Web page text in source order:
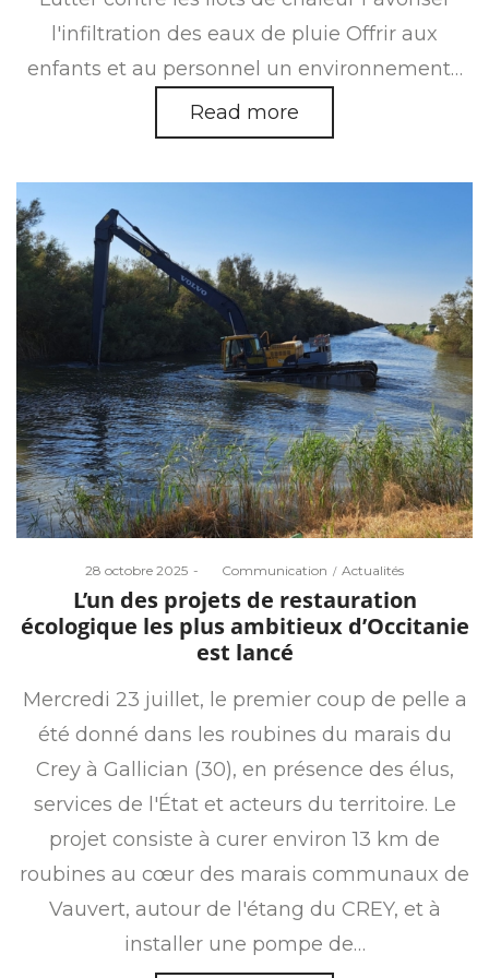
l'infiltration des eaux de pluie Offrir aux
enfants et au personnel un environnement…
Read more
Posted
on
28 octobre 2025 Communication
Posted
Actualités
L’un des projets de restauration
écologique les plus ambitieux d’Occitanie
est lancé
Mercredi 23 juillet, le premier coup de pelle a
été donné dans les roubines du marais du
Crey à Gallician (30), en présence des élus,
services de l'État et acteurs du territoire. Le
projet consiste à curer environ 13 km de
roubines au cœur des marais communaux de
Vauvert, autour de l'étang du CREY, et à
installer une pompe de…